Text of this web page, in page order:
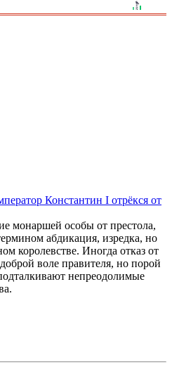
Константин I отрёкся от
монаршей особы от престола,
абдикация, изредка, но
королевстве. Иногда отказ от
воле правителя, но порой
непреодолимые